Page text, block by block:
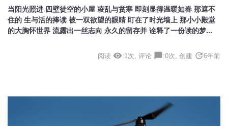
当阳光照进 四壁徒空的小屋 凌乱与贫寒 即刻显得温暖如春 那遮不
住的 生与活的捧读 被一双欲望的眼睛 盯在了时光墙上 那小小殿堂
的大胸怀世界 流露出一丝志向 永久的留存并 诠释了一份读的梦...
阅读 visibility:1次, 评论 chat_bubble:0次, 创建 update6年前